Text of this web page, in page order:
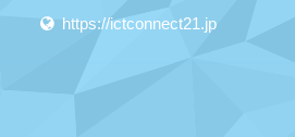
https://ictconnect21.jp